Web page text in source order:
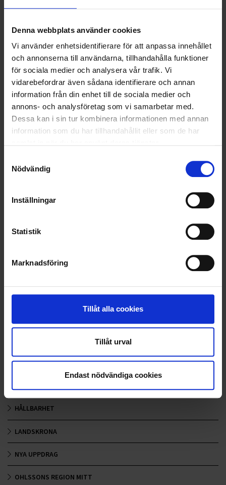
Denna webbplats använder cookies
Vi använder enhetsidentifierare för att anpassa innehållet
och annonserna till användarna, tillhandahålla funktioner
för sociala medier och analysera vår trafik. Vi
vidarebefordrar även sådana identifierare och annan
information från din enhet till de sociala medier och
annons- och analysföretag som vi samarbetar med.
Dessa kan i sin tur kombinera informationen med annan
information som du har tillhandahållit eller som de har
Nödvändig
Inställningar
Statistik
Marknadsföring
Tillåt alla cookies
Tillåt urval
Endast nödvändiga cookies
Transport och Entreprenad och jag ser fram emot att fortsätta
utveckla verksamheten inom både befintliga och nya områden.
kunna erbjuda kunderna helheten:
branschen, där vi riktar oss till såväl industrier och fastighetsägare
som bygg- och infrastrukturprojekt. Vi bistår när marken ska
genomför transporter i hela södra Sverige. Att kunna erbjuda den
helheten gör att kunden kan känna sig trygg med en komplett
Nyheter
HÅLLBARHET
LANDSKRONA
NYA UPPDRAG
OHLSSONS REGION MITT